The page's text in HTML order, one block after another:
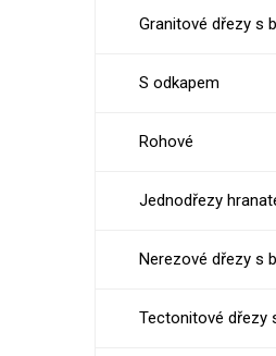
Granitové dřezy s
S odkapem
Rohové
Jednodřezy
Nerezové dřezy s
Tectonitové dřezy